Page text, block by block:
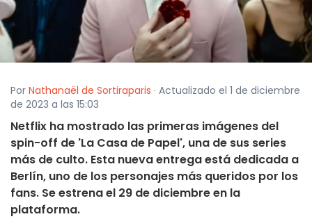
Por Nathanaël de Sortiraparis · Actualizado el 1 de diciembre
de 2023 a las 15:03
Netflix ha mostrado las primeras imágenes del
spin-off de 'La Casa de Papel', una de sus series
más de culto. Esta nueva entrega está dedicada a
Berlín, uno de los personajes más queridos por los
fans. Se estrena el 29 de diciembre en la
plataforma.